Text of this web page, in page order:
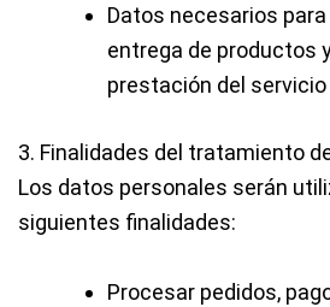
Datos necesarios
entrega de productos
prestación del servicio
3. Finalidades del tratamiento
Los datos personales serán
siguientes finalidades:
Procesar pedidos,